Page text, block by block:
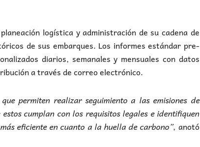
logística y administración de su cadena de
de sus embarques. Los informes estándar pre-
diarios, semanales y mensuales con datos
a través de correo electrónico.
permiten realizar seguimiento a las emisiones de
cumplan con los requisitos legales e identifiquen
eficiente en cuanto a la huella de carbono”, anotó